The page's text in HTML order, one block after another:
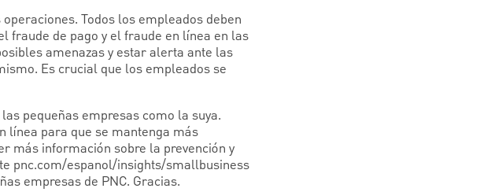
Todos los empleados deben
fraude de pago y el fraude en línea en las
amenazas y estar alerta ante las
Es crucial que los empleados se
pequeñas empresas como la suya.
línea para que se mantenga más
más información sobre la prevención y
pnc.com/espanol/insights/smallbusiness
empresas de PNC. Gracias.